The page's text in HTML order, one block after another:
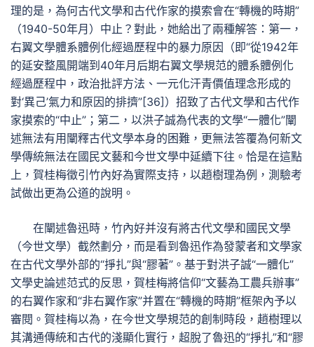
理的是，為何古代文學和古代作家的摸索會在“轉機的時期”
（1940-50年月）中止？對此，她給出了兩種解答：第一，
右翼文學體系體例化經過歷程中的暴力原因（即“從1942年
的延安整風開端到40年月后期右翼文學規范的體系體例化
經過歷程中，政治批評方法、一元化汗青價值理念形成的
對‘異己’氣力和原因的排擠”[36]）招致了古代文學和古代作
家摸索的“中止”；第二，以洪子誠為代表的文學“一體化”闡
述無法有用闡釋古代文學本身的困難，更無法答覆為何新文
學傳統無法在國民文藝和今世文學中延續下往。恰是在這點
上，賀桂梅徵引竹內好為實際支持，以趙樹理為例，測驗考
試做出更為公道的說明。
在闡述魯迅時，竹內好并沒有將古代文學和國民文學
（今世文學）截然劃分，而是看到魯迅作為發蒙者和文學家
在古代文學外部的“掙扎”與“膠著”。基于對洪子誠“一體化”
文學史論述范式的反思，賀桂梅將信仰“文藝為工農兵辦事”
的右翼作家和“非右翼作家”并置在“轉機的時期”框架內予以
審閱。賀桂梅以為，在今世文學規范的創制時段，趙樹理以
其溝通傳統和古代的淺顯化實行，超脫了魯迅的“掙扎”和“膠